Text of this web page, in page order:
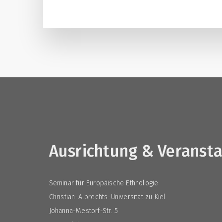
Ausrichtung &
Seminar für Europäische Ethnologie
Christian-Albrechts-Universität zu Kiel
Johanna-Mestorf-Str. 5